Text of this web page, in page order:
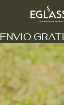
ENVIO